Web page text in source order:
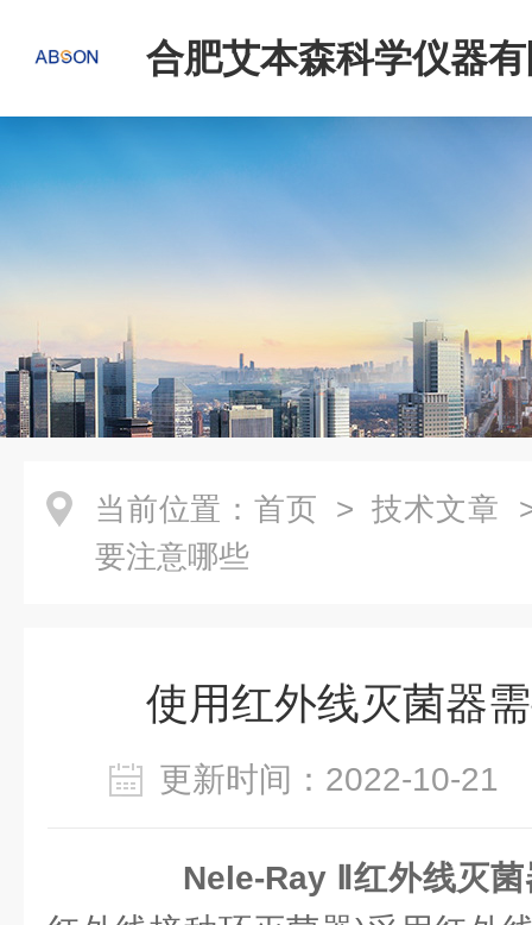
合肥艾本森科学仪器
当前位置： 首页 > 技术文章
要注意哪些
使用红外线灭菌器
更新时间：2022-10-
Nele-Ray Ⅱ红外线灭菌